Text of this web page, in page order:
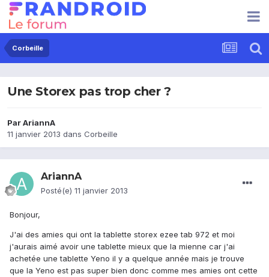
Corbeille
Une Storex pas trop cher ?
ParAriannA
11 janvier 2013 dans Corbeille
AriannA
Posté(e) 11 janvier 2013
Bonjour,
J'ai des amies qui ont la tablette storex ezee tab 972 et moi
j'aurais aimé avoir une tablette mieux que la mienne car j'ai
achetée une tablette Yeno il y a quelque année mais je trouve
que la Yeno est pas super bien donc comme mes amies ont cette